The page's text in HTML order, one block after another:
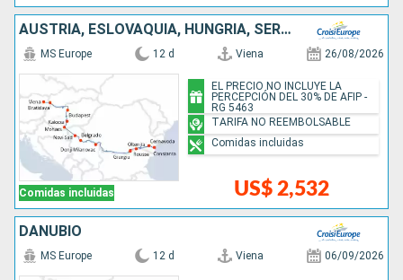
AUSTRIA, ESLOVAQUIA, HUNGRÍA, SERBIA, BULGARIA, RUMANIA
Comidas incluidas
MS Europe 12 d Viena 26/08/2026
US$ 2,532
EL PRECIO NO INCLUYE LA
PERCEPCIÓN DEL 30% DE AFIP -
RG 5463
TARIFA NO REEMBOLSABLE
Comidas incluidas
DANUBIO
MS Europe 12 d Viena 06/09/2026